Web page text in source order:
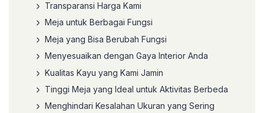
Transparansi Harga Kami
Meja untuk Berbagai Fungsi
Meja yang Bisa Berubah Fungsi
Menyesuaikan dengan Gaya Interior Anda
Kualitas Kayu yang Kami Jamin
Tinggi Meja yang Ideal untuk Aktivitas Berbeda
Menghindari Kesalahan Ukuran yang Sering